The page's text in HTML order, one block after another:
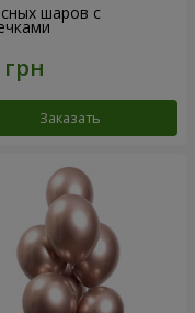
шаров с
Заказать